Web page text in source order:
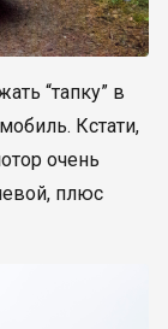
“тапку” в
Кстати,
очень
плюс